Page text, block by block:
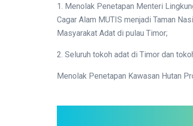
1. Menolak Penetapan Menteri
Cagar Alam MUTIS menjadi Taman
Masyarakat Adat di pulau Timor;
2. Seluruh tokoh adat di Timor dan
Menolak Penetapan Kawasan Hutan